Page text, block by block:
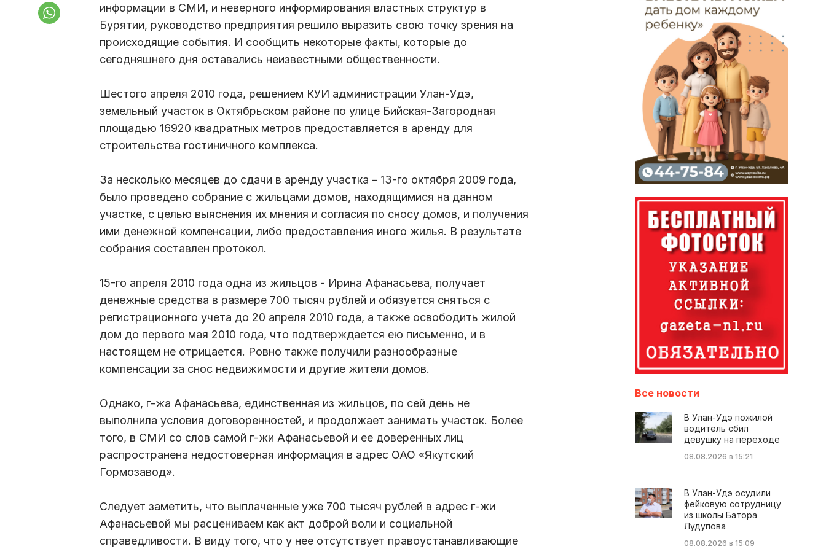
информации в СМИ, и неверного информирования властных структур в
Бурятии, руководство предприятия решило выразить свою точку зрения на
происходящие события. И сообщить некоторые факты, которые до
сегодняшнего дня оставались неизвестными общественности.
Шестого апреля 2010 года, решением КУИ администрации Улан-Удэ,
земельный участок в Октябрьском районе по улице Бийская-Загородная
площадью 16920 квадратных метров предоставляется в аренду для
строительства гостиничного комплекса.
За несколько месяцев до сдачи в аренду участка – 13-го октября 2009 года,
было проведено собрание с жильцами домов, находящимися на данном
участке, с целью выяснения их мнения и согласия по сносу домов, и получения
ими денежной компенсации, либо предоставления иного жилья. В результате
собрания составлен протокол.
15-го апреля 2010 года одна из жильцов - Ирина Афанасьева, получает
денежные средства в размере 700 тысяч рублей и обязуется сняться с
регистрационного учета до 20 апреля 2010 года, а также освободить жилой
дом до первого мая 2010 года, что подтверждается ею письменно, и в
настоящем не отрицается. Ровно также получили разнообразные
компенсации за снос недвижимости и другие жители домов.
Однако, г-жа Афанасьева, единственная из жильцов, по сей день не
выполнила условия договоренностей, и продолжает занимать участок. Более
того, в СМИ со слов самой г-жи Афанасьевой и ее доверенных лиц
распространена недостоверная информация в адрес ОАО «Якутский
Гормозавод».
Следует заметить, что выплаченные уже 700 тысяч рублей в адрес г-жи
Афанасьевой мы расцениваем как акт доброй воли и социальной
справедливости. В виду того, что у нее отсутствует правоустанавливающие
Все новости
В Улан-Удэ пожилой
водитель сбил
девушку на переходе
08.08.2026 в 15:21
В Улан-Удэ осудили
фейковую сотрудницу
из школы Батора
Лудупова
08.08.2026 в 15:09